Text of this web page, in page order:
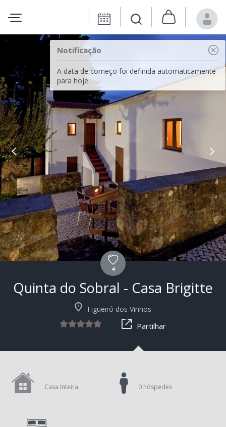
Notificação
A data de começo foi definida automaticamente
para hoje.
4
Quinta do Sobral - Casa Brigitte
Figueiró dos Vinhos
Partilhar
Casa Inteira 0 hóspedes